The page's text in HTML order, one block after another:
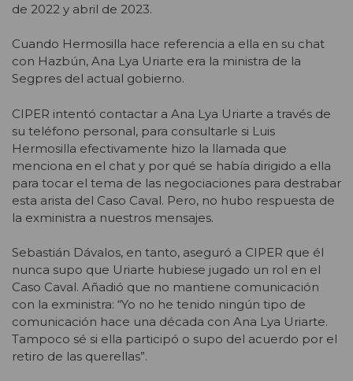
de 2022 y abril de 2023.
Cuando Hermosilla hace referencia a ella en su chat
con Hazbún, Ana Lya Uriarte era la ministra de la
Segpres del actual gobierno.
CIPER intentó contactar a Ana Lya Uriarte a través de
su teléfono personal, para consultarle si Luis
Hermosilla efectivamente hizo la llamada que
menciona en el chat y por qué se había dirigido a ella
para tocar el tema de las negociaciones para destrabar
esta arista del Caso Caval. Pero, no hubo respuesta de
la exministra a nuestros mensajes.
Sebastián Dávalos, en tanto, aseguró a CIPER que él
nunca supo que Uriarte hubiese jugado un rol en el
Caso Caval. Añadió que no mantiene comunicación
con la exministra: “Yo no he tenido ningún tipo de
comunicación hace una década con Ana Lya Uriarte.
Tampoco sé si ella participó o supo del acuerdo por el
retiro de las querellas”.